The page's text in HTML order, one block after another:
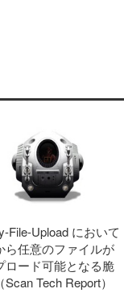
File-Upload において
ら任意のファイルが
ロード可能となる脆
Tech Report）